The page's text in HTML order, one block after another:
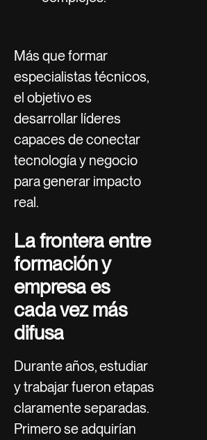
Más que formar
especialistas técnicos,
el objetivo es
desarrollar líderes
capaces de conectar
tecnología y negocio
para generar impacto
real.
La frontera entre
formación y
empresa es
cada vez más
difusa
Durante años, estudiar
y trabajar fueron etapas
claramente separadas.
Primero se adquirían